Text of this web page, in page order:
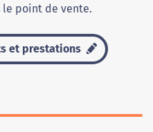
point de vente.
et prestations